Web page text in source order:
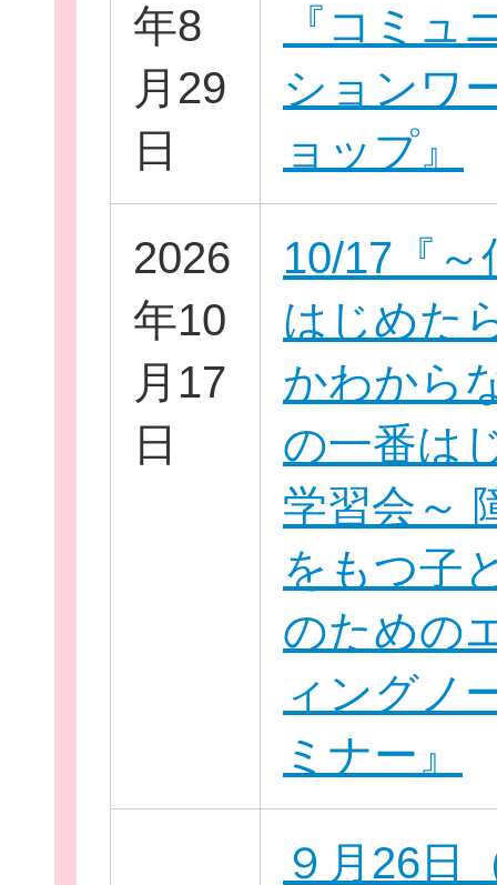
ボランティ
企業・
ログイ
無料新規
年8
月29
日
『コミュ
ションワ
ョップ』
2026
年10
月17
日
10/17『～
はじめた
かわから
の一番は
学習会～
をもつ子
のための
ィングノ
ミナー』
９月26日